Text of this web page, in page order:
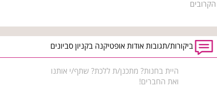
הקרובים
ביקורות/תגובות אודות אופטיקנה בקניון סביונים
היית בחנות? מתכנן/ת ללכת? שתף/י אותנו
ואת החברים!